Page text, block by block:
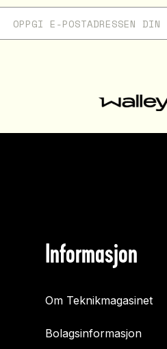
Informasjon
Om Teknikmagasinet
Bolagsinformasjon